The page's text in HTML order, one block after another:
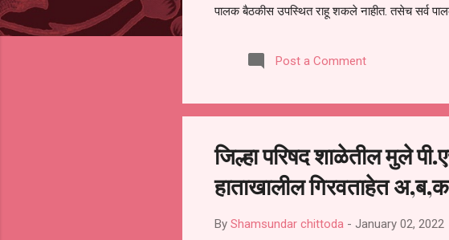
पालक बैठकीस उपस्थित राहू शकले नाहीत. तसेच सर्व
समितीची फेरनिवडणूक घेण्यात यावी, अशी मागणी
जालना तसेच तालुका शिक्षण अधिकारी, परतूर यांनाही
Post a Comment
जिल्हा परिषद शाळेतील मुले
हाताखालील गिरवताहेत
By Shamsundar chittoda - January 02, 2022